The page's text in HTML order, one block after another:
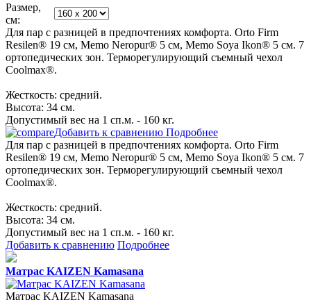
Размер,
см:
Для пар с разницей в предпочтениях комфорта. Orto Firm
Resilen® 19 см, Memo Neropur® 5 см, Memo Soya Ikon® 5 см. 7
ортопедических зон. Терморегулирующий съемный чехол
Coolmax®.
Жесткость: средний.
Высота: 34 см.
Допустимый вес на 1 сп.м. - 160 кг.
Добавить к сравнению Подробнее
Для пар с разницей в предпочтениях комфорта. Orto Firm
Resilen® 19 см, Memo Neropur® 5 см, Memo Soya Ikon® 5 см. 7
ортопедических зон. Терморегулирующий съемный чехол
Coolmax®.
Жесткость: средний.
Высота: 34 см.
Допустимый вес на 1 сп.м. - 160 кг.
Добавить к сравнению Подробнее
Матрас KAIZEN Kamasana
Матрас KAIZEN Kamasana